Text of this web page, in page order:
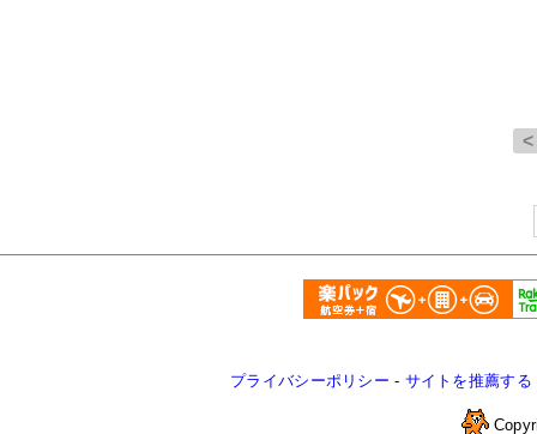
プライバシーポリシー - サイトを推薦する